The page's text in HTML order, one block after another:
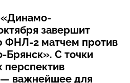
«Динамо-
завершит
2 матчем против
С точки
перспектив
важнейшее для